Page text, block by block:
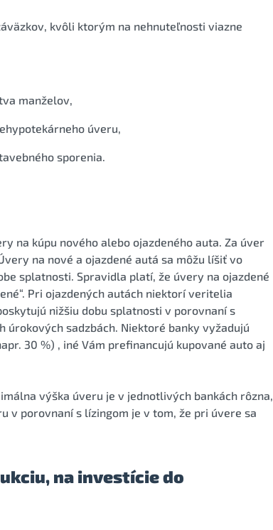
kvôli ktorým na nehnuteľnosti viazne
manželov,
úveru,
sporenia.
na kúpu nového alebo ojazdeného auta. Za úver
na nové a ojazdené autá sa môžu líšiť vo
splatnosti. Spravidla platí, že úvery na ojazdené
Pri ojazdených autách niektorí veritelia
nižšiu dobu splatnosti v porovnaní s
úrokových sadzbách. Niektoré banky vyžadujú
30 %) , iné Vám prefinancujú kupované auto aj
výška úveru je v jednotlivých bankách rôzna,
v porovnaní s lízingom je v tom, že pri úvere sa
na investície do